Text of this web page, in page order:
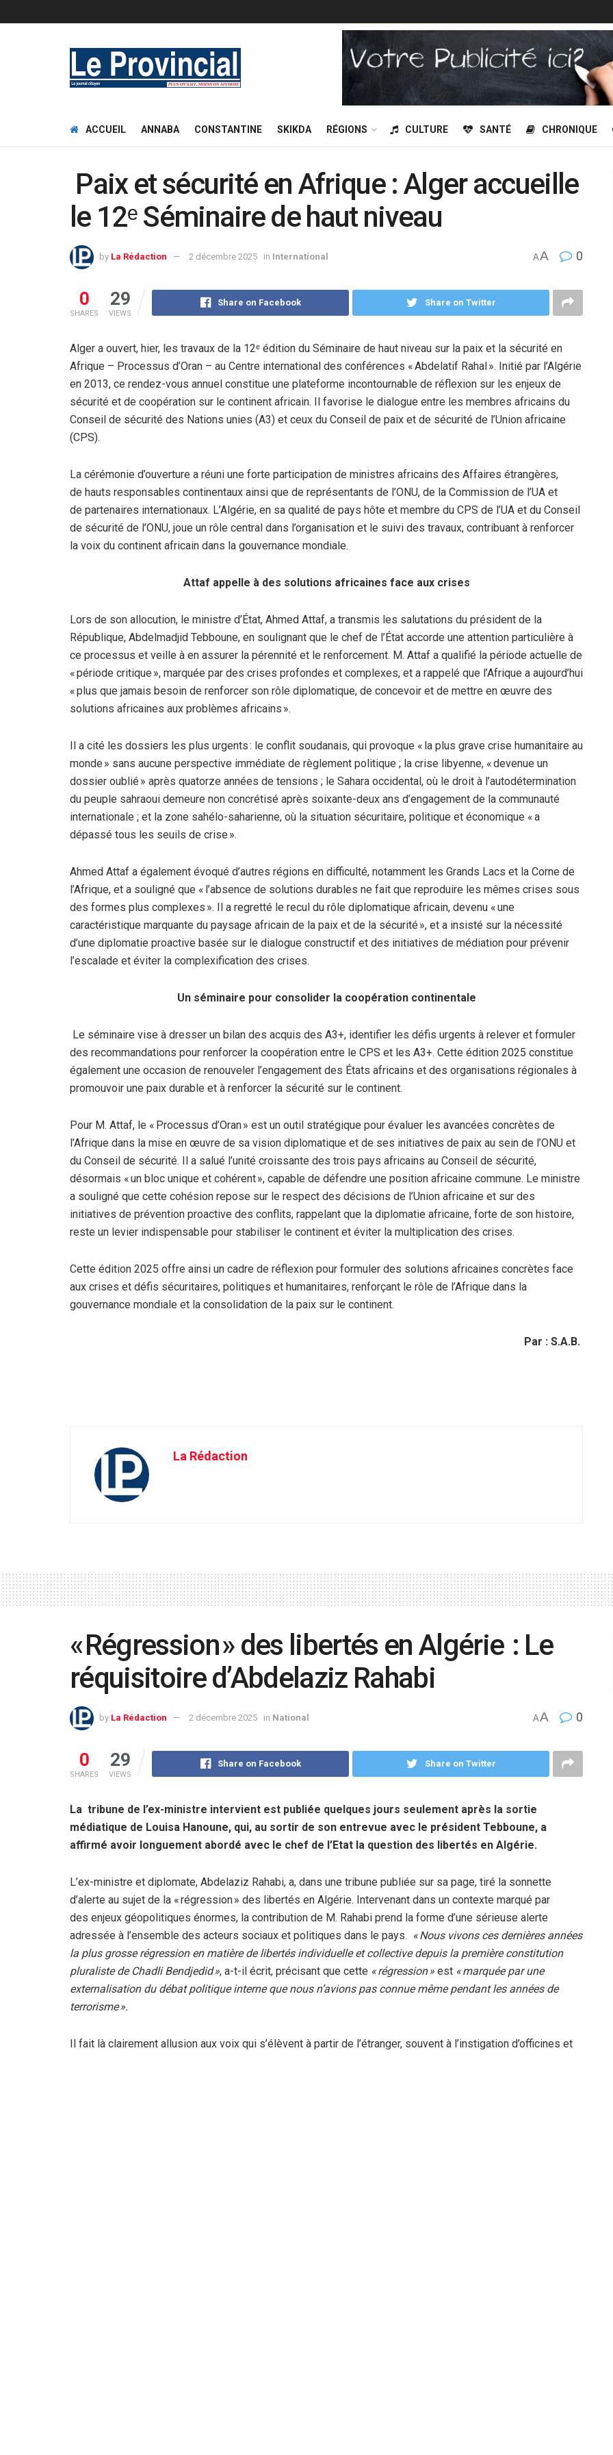
ACCUEIL ANNABA CONSTANTINE SKIKDA RÉGIONS CULTURE SANTÉ CHRONIQUE
Paix et sécurité en Afrique : Alger accueille
le 12ᵉ Séminaire de haut niveau
by La Rédaction 2 décembre 2025 in International AA 0
0
SHARES
29
VIEWS
Share on Facebook Share on Twitter
Alger a ouvert, hier, les travaux de la 12ᵉ édition du Séminaire de haut niveau sur la paix et la sécurité en
Afrique – Processus d’Oran – au Centre international des conférences « Abdelatif Rahal ». Initié par l’Algérie
en 2013, ce rendez-vous annuel constitue une plateforme incontournable de réflexion sur les enjeux de
sécurité et de coopération sur le continent africain. Il favorise le dialogue entre les membres africains du
Conseil de sécurité des Nations unies (A3) et ceux du Conseil de paix et de sécurité de l’Union africaine
(CPS).
La cérémonie d’ouverture a réuni une forte participation de ministres africains des Affaires étrangères,
de hauts responsables continentaux ainsi que de représentants de l’ONU, de la Commission de l’UA et
de partenaires internationaux. L’Algérie, en sa qualité de pays hôte et membre du CPS de l’UA et du Conseil
de sécurité de l’ONU, joue un rôle central dans l’organisation et le suivi des travaux, contribuant à renforcer
la voix du continent africain dans la gouvernance mondiale.
Attaf appelle à des solutions africaines face aux crises
Lors de son allocution, le ministre d’État, Ahmed Attaf, a transmis les salutations du président de la
République, Abdelmadjid Tebboune, en soulignant que le chef de l’État accorde une attention particulière à
ce processus et veille à en assurer la pérennité et le renforcement. M. Attaf a qualifié la période actuelle de
« période critique », marquée par des crises profondes et complexes, et a rappelé que l’Afrique a aujourd’hui
« plus que jamais besoin de renforcer son rôle diplomatique, de concevoir et de mettre en œuvre des
solutions africaines aux problèmes africains ».
Il a cité les dossiers les plus urgents : le conflit soudanais, qui provoque « la plus grave crise humanitaire au
monde » sans aucune perspective immédiate de règlement politique ; la crise libyenne, « devenue un
dossier oublié » après quatorze années de tensions ; le Sahara occidental, où le droit à l’autodétermination
du peuple sahraoui demeure non concrétisé après soixante-deux ans d’engagement de la communauté
internationale ; et la zone sahélo-saharienne, où la situation sécuritaire, politique et économique « a
dépassé tous les seuils de crise ».
Ahmed Attaf a également évoqué d’autres régions en difficulté, notamment les Grands Lacs et la Corne de
l’Afrique, et a souligné que « l’absence de solutions durables ne fait que reproduire les mêmes crises sous
des formes plus complexes ». Il a regretté le recul du rôle diplomatique africain, devenu « une
caractéristique marquante du paysage africain de la paix et de la sécurité », et a insisté sur la nécessité
d’une diplomatie proactive basée sur le dialogue constructif et des initiatives de médiation pour prévenir
l’escalade et éviter la complexification des crises.
Un séminaire pour consolider la coopération continentale
Le séminaire vise à dresser un bilan des acquis des A3+, identifier les défis urgents à relever et formuler
des recommandations pour renforcer la coopération entre le CPS et les A3+. Cette édition 2025 constitue
également une occasion de renouveler l’engagement des États africains et des organisations régionales à
promouvoir une paix durable et à renforcer la sécurité sur le continent.
Pour M. Attaf, le « Processus d’Oran » est un outil stratégique pour évaluer les avancées concrètes de
l’Afrique dans la mise en œuvre de sa vision diplomatique et de ses initiatives de paix au sein de l’ONU et
du Conseil de sécurité. Il a salué l’unité croissante des trois pays africains au Conseil de sécurité,
désormais « un bloc unique et cohérent », capable de défendre une position africaine commune. Le ministre
a souligné que cette cohésion repose sur le respect des décisions de l’Union africaine et sur des
initiatives de prévention proactive des conflits, rappelant que la diplomatie africaine, forte de son histoire,
reste un levier indispensable pour stabiliser le continent et éviter la multiplication des crises.
Cette édition 2025 offre ainsi un cadre de réflexion pour formuler des solutions africaines concrètes face
aux crises et défis sécuritaires, politiques et humanitaires, renforçant le rôle de l’Afrique dans la
gouvernance mondiale et la consolidation de la paix sur le continent.
Par : S.A.B.
La Rédaction
« Régression » des libertés en Algérie : Le
réquisitoire d’Abdelaziz Rahabi
by La Rédaction 2 décembre 2025 in National AA 0
0
SHARES
29
VIEWS
Share on Facebook Share on Twitter
La tribune de l’ex-ministre intervient est publiée quelques jours seulement après la sortie
médiatique de Louisa Hanoune, qui, au sortir de son entrevue avec le président Tebboune, a
affirmé avoir longuement abordé avec le chef de l’Etat la question des libertés en Algérie.
L’ex-ministre et diplomate, Abdelaziz Rahabi, a, dans une tribune publiée sur sa page, tiré la sonnette
d’alerte au sujet de la « régression » des libertés en Algérie. Intervenant dans un contexte marqué par
des enjeux géopolitiques énormes, la contribution de M. Rahabi prend la forme d’une sérieuse alerte
adressée à l’ensemble des acteurs sociaux et politiques dans le pays. « Nous vivons ces dernières années
la plus grosse régression en matière de libertés individuelle et collective depuis la première constitution
pluraliste de Chadli Bendjedid », a-t-il écrit, précisant que cette « régression » est « marquée par une
externalisation du débat politique interne que nous n’avions pas connue même pendant les années de
terrorisme ».
Il fait là clairement allusion aux voix qui s’élèvent à partir de l’étranger, souvent à l’instigation d’officines et